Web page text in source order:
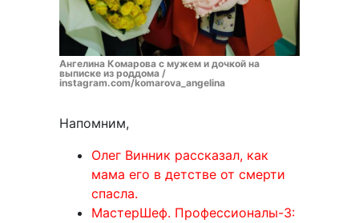
Ангелина Комарова с мужем и дочкой на
выписке из роддома /
instagram.com/komarova_angelina
Напомним,
Олег Винник рассказал, как
мама его в детстве от смерти
спасла.
МастерШеф. Профессионалы-3: